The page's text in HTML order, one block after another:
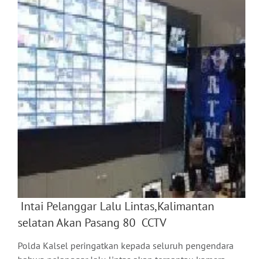
Intai Pelanggar Lalu Lintas,Kalimantan
selatan Akan Pasang 80 CCTV
Polda Kalsel peringatkan kepada seluruh pengendara